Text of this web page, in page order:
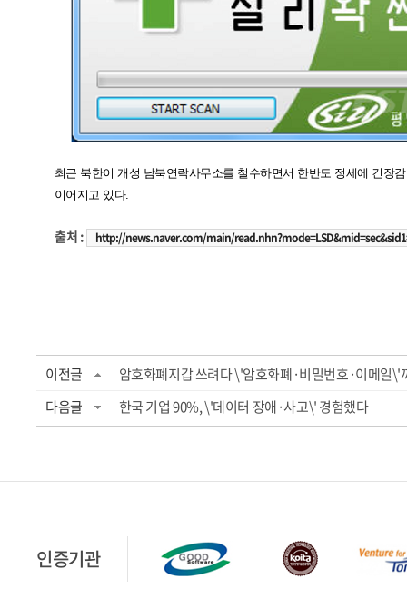
최근 북한이 개성 남북연락사무소를 철수하면서 한반도 정세에 긴장
이어지고 있다.
출처 : http://news.naver.com/main/
이전글
암호화폐지갑 쓰려다 \'암호화폐·비밀번호·이메일\'
다음글
한국 기업 90%, \'데이터 장애·사고\' 경험했다
인증기관